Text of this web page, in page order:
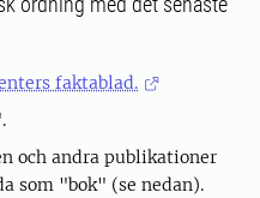
faktablad.
och andra publikationer
som "bok" (se nedan).